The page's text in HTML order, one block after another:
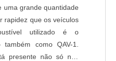
uma grande quantidade
rapidez que os veículos
utilizado é o
como QAV-1.
presente não só nos